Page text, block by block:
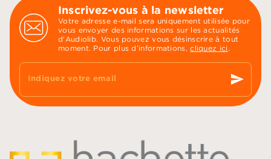
Inscrivez-vous à la newsletter
Votre adresse e-mail sera uniquement utilisée pour
vous envoyer des informations sur les actualités
d'Audiolib. Vous pouvez vous désinscrire à tout
moment. Pour plus d’informations,cliquez ici .
Indiquez votre email send